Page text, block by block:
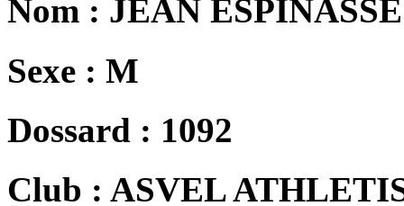
Nom : JEAN ESPINASSE
Sexe : M
Dossard : 1092
Club : ASVEL